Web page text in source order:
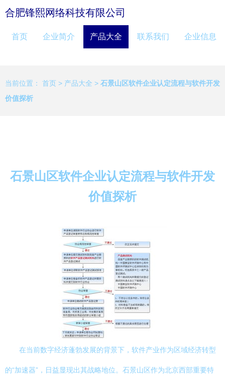
合肥锋熙网络科技有限公司
首页 企业简介 产品大全 联系我们 企业信息
当前位置： 首页 > 产品大全 > 石景山区软件企业认定流程与软件开发
价值探析
石景山区软件企业认定流程与软件开发
价值探析
在当前数字经济蓬勃发展的背景下，软件产业作为区域经济转型
的“加速器”，日益显现出其战略地位。石景山区作为北京西部重要特